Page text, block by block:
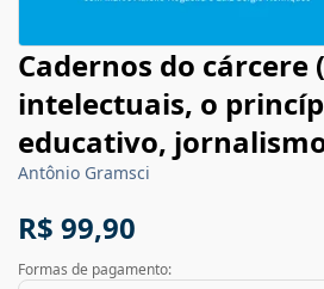
Cadernos do cárcere
intelectuais, o
educativo,
Antônio Gramsci
R$ 99,90
Formas de pagamento: